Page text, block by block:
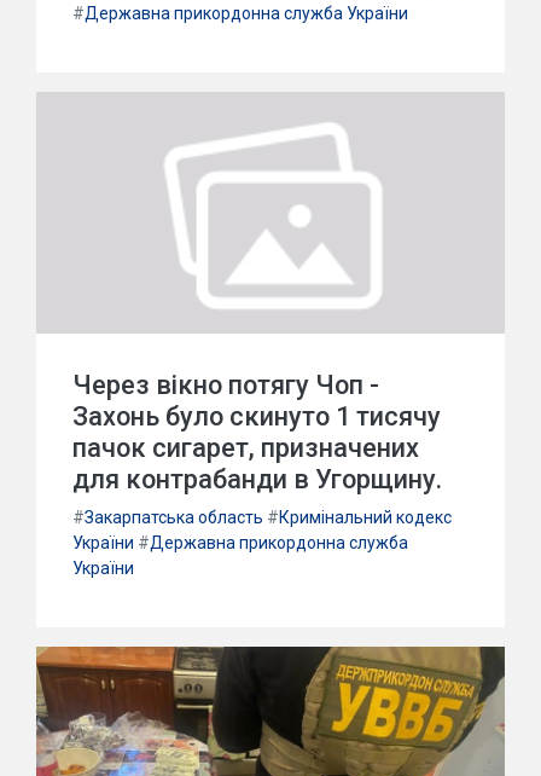
#Державна прикордонна служба України
Через вікно потягу Чоп -
Захонь було скинуто 1 тисячу
пачок сигарет, призначених
для контрабанди в Угорщину.
#Закарпатська область #Кримінальний кодекс
України #Державна прикордонна служба
України